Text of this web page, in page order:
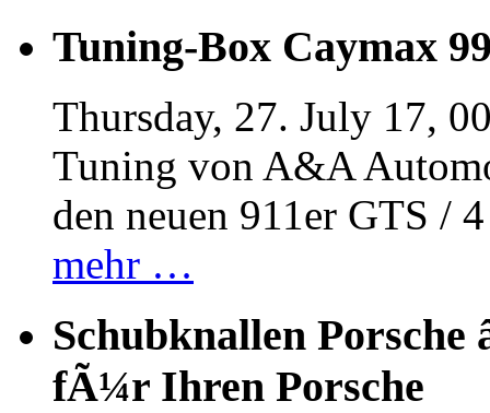
Tuning-Box Caymax
Thursday, 27. July 17,
Tuning von A&A
den neuen 911er GTS /
mehr …
Schubknallen Porsche
fÃ¼r Ihren Porsche